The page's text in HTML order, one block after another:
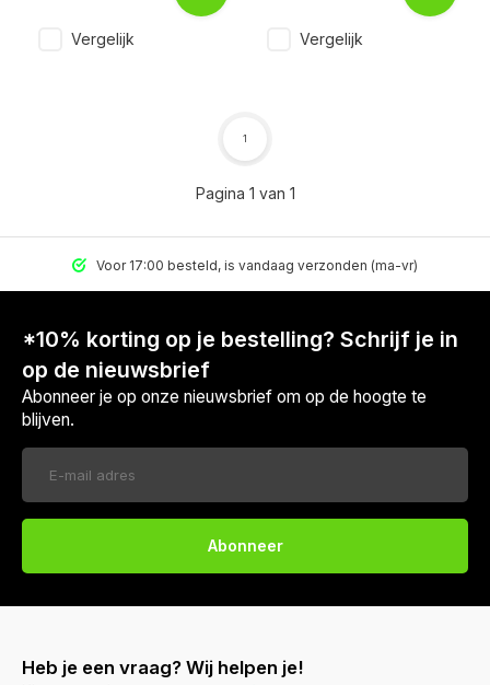
Vergelijk Vergelijk
Pagina 1 van 1
1
Voor 17:00 besteld, is vandaag verzonden (ma-vr)
*10% korting op je bestelling? Schrijf je in
op de nieuwsbrief
Abonneer je op onze nieuwsbrief om op de hoogte te
blijven.
Abonneer
Heb je een vraag? Wij helpen je!